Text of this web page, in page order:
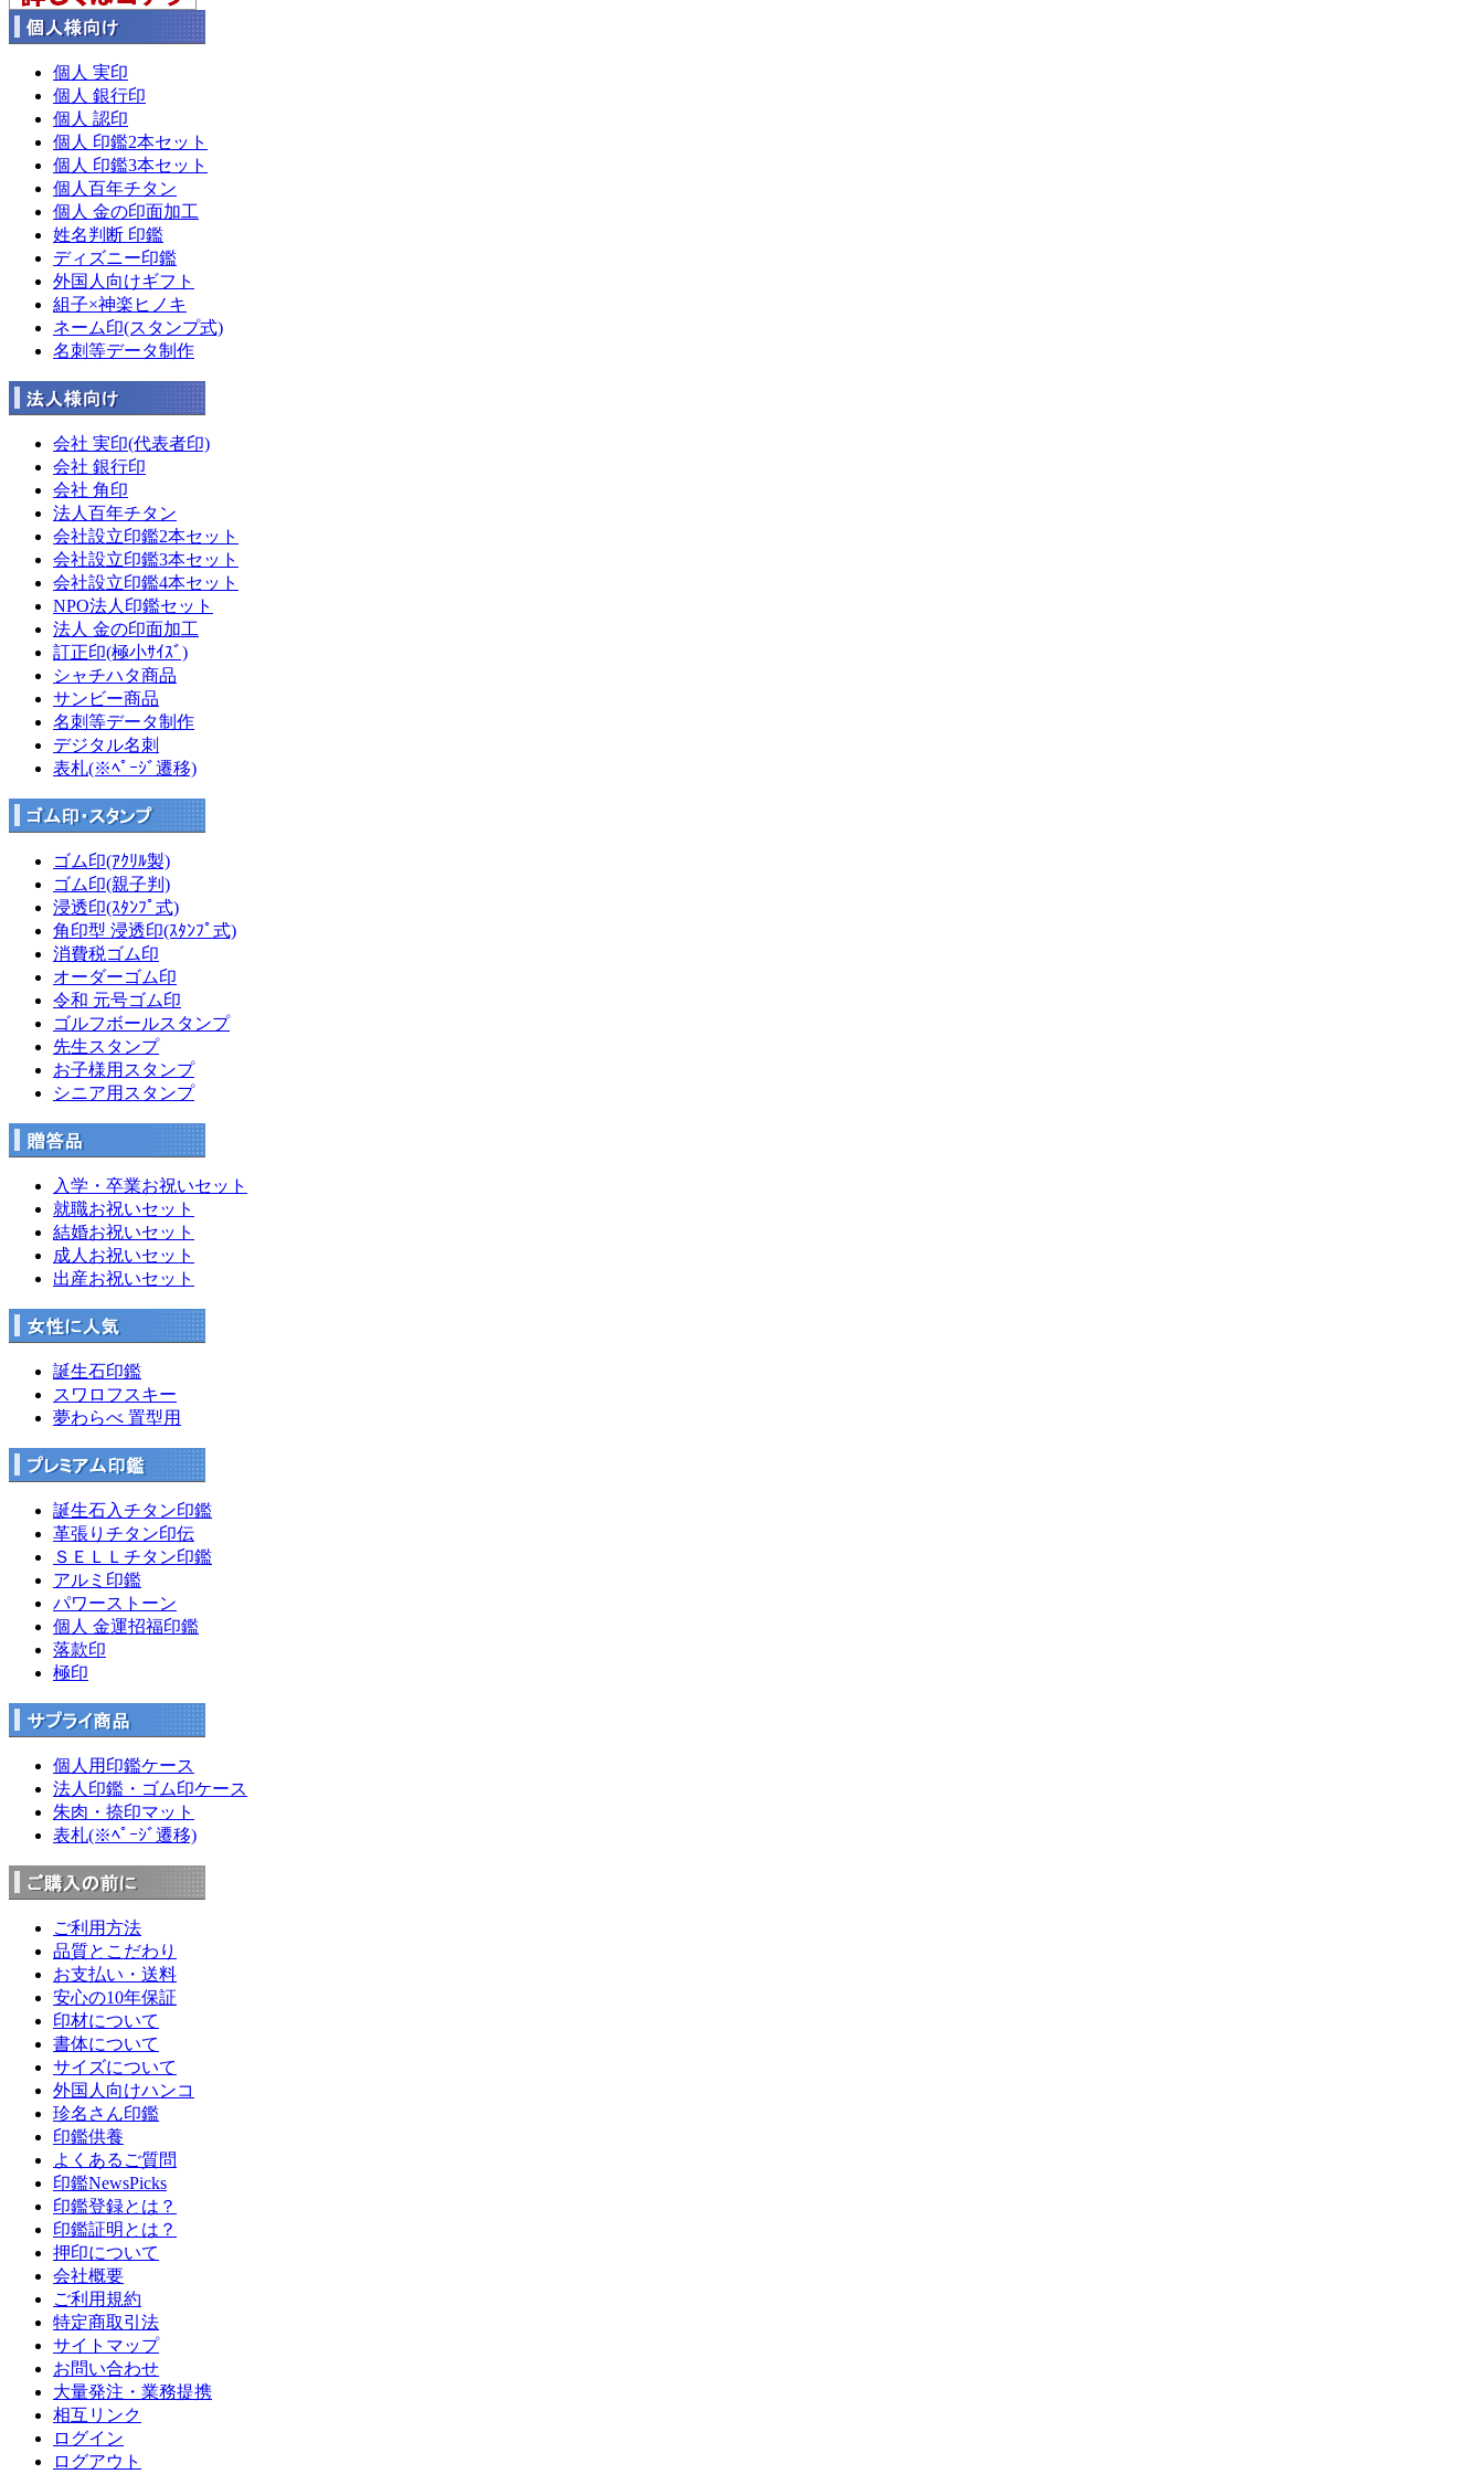
個人 実印
個人 銀行印
個人 認印
個人 印鑑2本セット
個人 印鑑3本セット
個人百年チタン
個人 金の印面加工
姓名判断 印鑑
ディズニー印鑑
外国人向けギフト
組子×神楽ヒノキ
ネーム印(スタンプ式)
名刺等データ制作
会社 実印(代表者印)
会社 銀行印
会社 角印
法人百年チタン
会社設立印鑑2本セット
会社設立印鑑3本セット
会社設立印鑑4本セット
NPO法人印鑑セット
法人 金の印面加工
訂正印(極小ｻｲｽﾞ)
シャチハタ商品
サンビー商品
名刺等データ制作
デジタル名刺
表札(※ﾍﾟｰｼﾞ遷移)
ゴム印(ｱｸﾘﾙ製)
ゴム印(親子判)
浸透印(ｽﾀﾝﾌﾟ式)
角印型 浸透印(ｽﾀﾝﾌﾟ式)
消費税ゴム印
オーダーゴム印
令和 元号ゴム印
ゴルフボールスタンプ
先生スタンプ
お子様用スタンプ
シニア用スタンプ
入学・卒業お祝いセット
就職お祝いセット
結婚お祝いセット
成人お祝いセット
出産お祝いセット
誕生石印鑑
スワロフスキー
夢わらべ 置型用
誕生石入チタン印鑑
革張りチタン印伝
ＳＥＬＬチタン印鑑
アルミ印鑑
パワーストーン
個人 金運招福印鑑
落款印
極印
個人用印鑑ケース
法人印鑑・ゴム印ケース
朱肉・捺印マット
表札(※ﾍﾟｰｼﾞ遷移)
ご利用方法
品質とこだわり
お支払い・送料
安心の10年保証
印材について
書体について
サイズについて
外国人向けハンコ
珍名さん印鑑
印鑑供養
よくあるご質問
印鑑NewsPicks
印鑑登録とは？
印鑑証明とは？
押印について
会社概要
ご利用規約
特定商取引法
サイトマップ
お問い合わせ
大量発注・業務提携
相互リンク
ログイン
ログアウト